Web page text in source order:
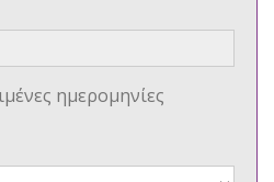
ημερομηνίες